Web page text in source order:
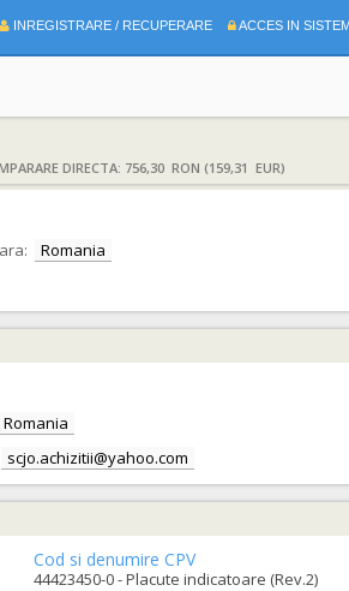
INREGISTRARE / RECUPERARE ACCES IN
DIRECTA: 756,30 RON (159,31 EUR)
Romania
Romania
scjo.achizitii@yahoo.com
Cod si denumire CPV
44423450-0 - Placute indicatoare (Rev.2)